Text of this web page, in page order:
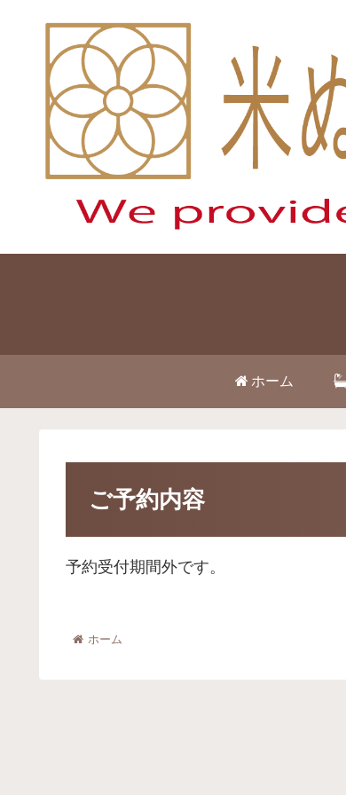
ホーム
ご予約内容
予約受付期間外です。
ホーム